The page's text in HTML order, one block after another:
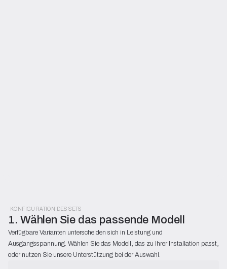
KONFIGURATION DES SETS
1. Wählen Sie das passende Modell
Verfügbare Varianten unterscheiden sich in Leistung und
Ausgangsspannung. Wählen Sie das Modell, das zu Ihrer Installation passt,
oder nutzen Sie unsere Unterstützung bei der Auswahl.